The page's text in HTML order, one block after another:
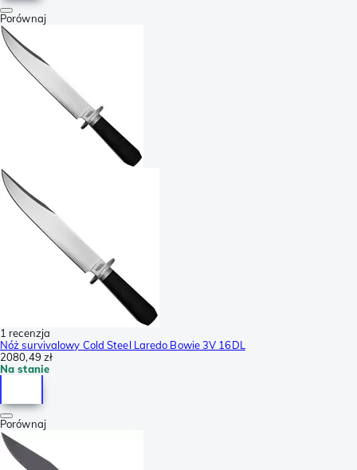
Porównaj
1 recenzja
Nóż survivalowy Cold Steel Laredo Bowie 3V 16DL
2080,49 zł
Na stanie
Porównaj